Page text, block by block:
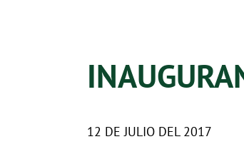
12 DE JULIO DEL 2017